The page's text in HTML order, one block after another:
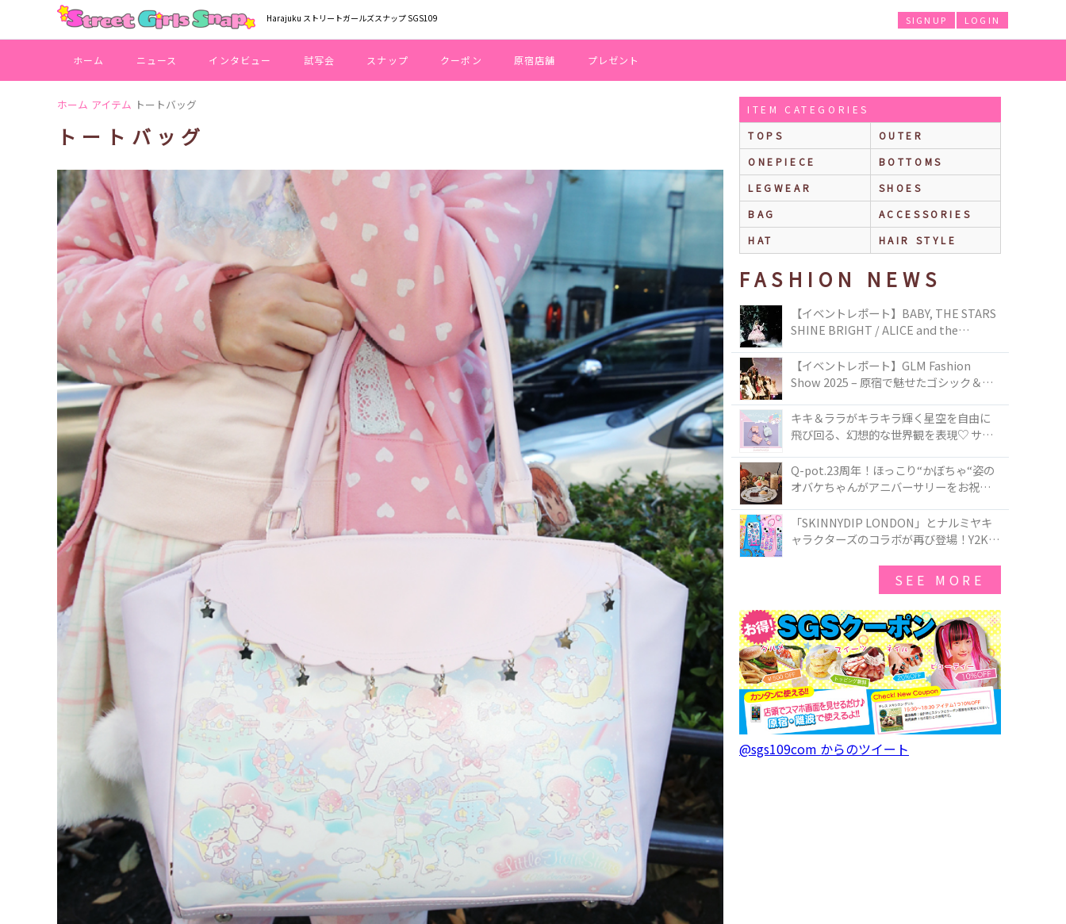
Harajuku ストリートガールズスナップ SGS109 LOGIN
SIGNUP
ホーム ニュース インタビュー 試写会 スナップ クーポン 原宿店舗 プレゼント
ホーム アイテム トートバッグ
トートバッグ
ITEM CATEGORIES
TOPS
OUTER
ONEPIECE
BOTTOMS
LEGWEAR
SHOES
BAG
ACCESSORIES
HAT
HAIR STYLE
FASHION NEWS
【イベントレポート】BABY, THE STARS
SHINE BRIGHT / ALICE and the
TOKYO
【イベントレポート】GLM Fashion
Show 2025 – 原宿で魅せたゴシック＆ロ
キキ＆ララがキラキラ輝く星空を自由に
飛び回る、幻想的な世界観を表現♡ サマ
50周年アニバーサリーイヤー』を記念し
たコレクションが登場
Q-pot.23周年！ほっこり“かぼちゃ“姿の
オバケちゃんがアニバーサリーをお祝い
ー」が新発売！Q-pot CAFE.では「かぼち
ゃのオバケーキプレート」も登場
「SKINNYDIP LONDON」とナルミヤキ
ャラクターズのコラボが再び登場！Y2Kム
SEE MORE
@sgs109com からのツイート